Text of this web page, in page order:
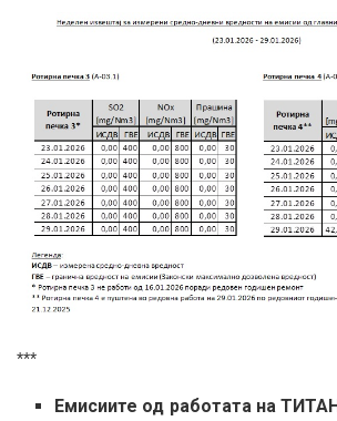
***
Емисиите од работата на